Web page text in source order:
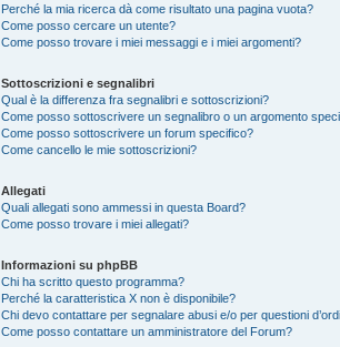
Perché la mia ricerca dà come risultato una pagina vuota?
Come posso cercare un utente?
Come posso trovare i miei messaggi e i miei argomenti?
Sottoscrizioni e segnalibri
Qual è la differenza fra segnalibri e sottoscrizioni?
Come posso sottoscrivere un segnalibro o un argomento
Come posso sottoscrivere un forum specifico?
Come cancello le mie sottoscrizioni?
Allegati
Quali allegati sono ammessi in questa Board?
Come posso trovare i miei allegati?
Informazioni su phpBB
Chi ha scritto questo programma?
Perché la caratteristica X non è disponibile?
Chi devo contattare per segnalare abusi e/o per questioni
Come posso contattare un amministratore del Forum?